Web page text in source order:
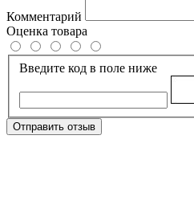
Комментарий
Оценка товара
Введите код в поле ниже
Отправить отзыв